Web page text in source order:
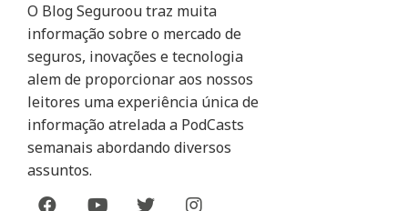
O Blog Seguroou traz muita
informação sobre o mercado de
seguros, inovações e tecnologia
alem de proporcionar aos nossos
leitores uma experiência única de
informação atrelada a PodCasts
semanais abordando diversos
assuntos.